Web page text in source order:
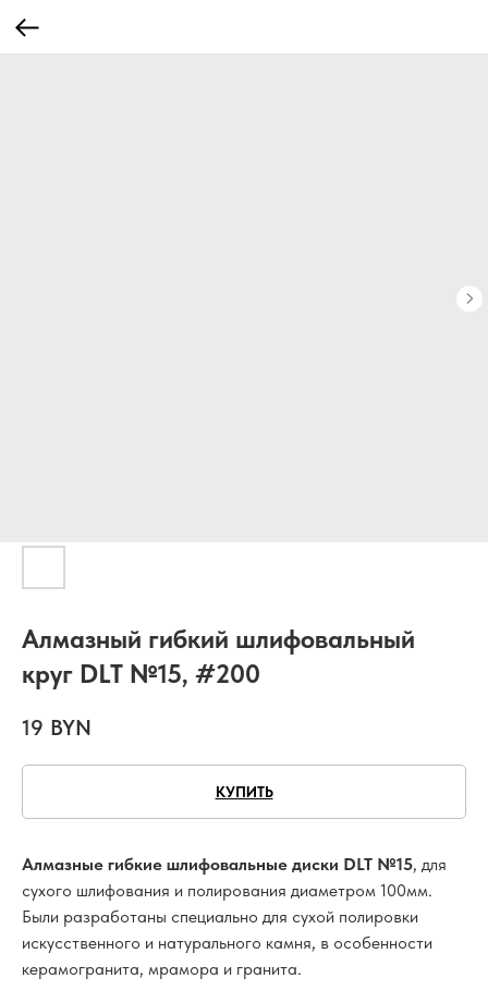
Алмазный гибкий шлифовальный
круг DLT №15, #200
19 BYN
КУПИТЬ
Алмазные гибкие шлифовальные диски DLT №15, для
сухого шлифования и полирования диаметром 100мм.
Были разработаны специально для сухой полировки
искусственного и натурального камня, в особенности
керамогранита, мрамора и гранита.